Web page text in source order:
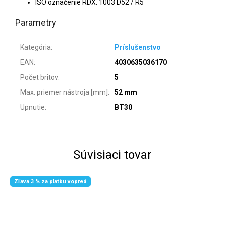
ISO označenie RDX. 1003 D52 / R5
Parametry
Kategória:
Príslušenstvo
EAN:
4030635036170
Počet britov:
5
Max. priemer nástroja [mm] :
52 mm
Upnutie: BT30
Súvisiaci tovar
Zľava 3 % za platbu vopred